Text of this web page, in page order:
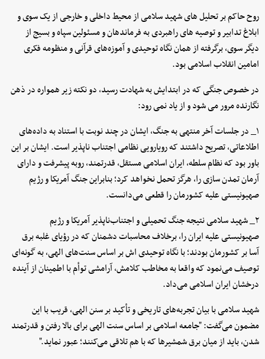
روح حاکم بر تحلیل های شهید سلامی از محیط داخلی و خارجی از یک سوی و
ابلاغ تدابیر و توصیه های راهبردی به فرماندهان و مسئولین سپاه و بسیج از
دیگر سوی، برگرفته از همان نگاه توحیدی و آموزه‌های قرآنی و منظومه فکری
امامین انقلاب اسلامی بود.
در خصوص جنگی که در ابتدایش به شهادت رسید، دو نکته زیر همواره در ذهن
نگارنده مرور می شود و از یاد نمی رود:
۱_ در جلسات آخر منتهی به جنگ، ایشان در چند نوبت با استناد به داده‌های
اطلاعاتی، تصریح داشتند که رویارویی نظامی اجتناب ناپذیر است. ایشان بر این
باور بود که نظام سلطه، ایران اسلامی مستقل، قدرتمند، روبه پیشرفت و دارای
آرمان تمدن سازی را، هرگز تحمل نخواهد کرد؛ بنابراین جنگ آمریکا و رژیم
صهیونیستی علیه کشورمان را قطعی می‌دانست.
۲_ شهید سلامی نتیجه جنگ تحمیلی و اجتناب‌ناپذیر آمریکا و رژیم
صهیونیستی علیه ایران را، برخلاف محاسبات دشمنان که در رؤیای غلبه برق
آسا بر کشورمان بودند؛ با نگاه توحیدی اش بر اساس سنت‌های الهی، به گونه‌ای
توصیف می‌نمود که واقعا به مخاطب کلامش، آرامشی توأم با اطمینان از آینده
درخشان ایران اسلامی می‌داد.
شهید سلامی با بیان تجربه‌های تاریخی و تأکید بر سنن الهی، قریب با این
مضمون می‌گفت: "جامعه اسلامی بر اساس سنت الهی برای بالا رفتن و قدرتمند
شدن، باید از میان برق شمشیرها که با هم تلاقی می‌کنند؛ عبور نماید."